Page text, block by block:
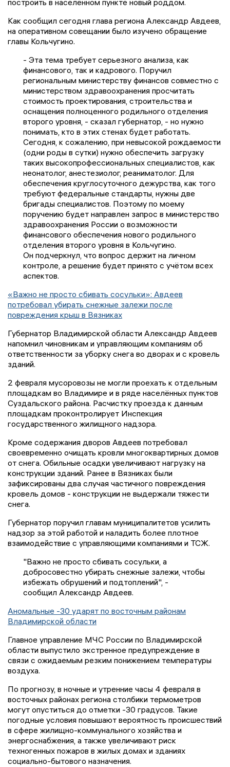
построить в населённом пункте новый роддом.
Как сообщил сегодня глава региона Александр Авдеев,
на оперативном совещании было изучено обращение
главы Кольчугино.
- Эта тема требует серьезного анализа, как
финансового, так и кадрового. Поручил
региональным министерству финансов совместно с
министерством здравоохранения просчитать
стоимость проектирования, строительства и
оснащения полноценного родильного отделения
второго уровня, - сказал губернатор, - но нужно
понимать, кто в этих стенах будет работать.
Сегодня, к сожалению, при невысокой рождаемости
(одни роды в сутки) нужно обеспечить загрузку
таких высокопрофессиональных специалистов, как
неонатолог, анестезиолог, реаниматолог. Для
обеспечения круглосуточного дежурства, как того
требуют федеральные стандарты, нужны две
бригады специалистов. Поэтому по моему
поручению будет направлен запрос в министерство
здравоохранения России о возможности
финансового обеспечения нового родильного
отделения второго уровня в Кольчугино.
Он подчеркнул, что вопрос держит на личном
контроле, а решение будет принято с учётом всех
аспектов.
«Важно не просто сбивать сосульки»: Авдеев
потребовал убирать снежные залежи после
повреждения крыш в Вязниках
Губернатор Владимирской области Александр Авдеев
напомнил чиновникам и управляющим компаниям об
ответственности за уборку снега во дворах и с кровель
зданий.
2 февраля мусоровозы не могли проехать к отдельным
площадкам во Владимире и в ряде населённых пунктов
Суздальского района. Расчистку проезда к данным
площадкам проконтролирует Инспекция
государственного жилищного надзора.
Кроме содержания дворов Авдеев потребовал
своевременно очищать кровли многоквартирных домов
от снега. Обильные осадки увеличивают нагрузку на
конструкции зданий. Ранее в Вязниках были
зафиксированы два случая частичного повреждения
кровель домов - конструкции не выдержали тяжести
снега.
Губернатор поручил главам муниципалитетов усилить
надзор за этой работой и наладить более плотное
взаимодействие с управляющими компаниями и ТСЖ.
"Важно не просто сбивать сосульки, а
добросовестно убирать снежные залежи, чтобы
избежать обрушений и подтоплений", -
сообщил Александр Авдеев.
Аномальные -30 ударят по восточным районам
Владимирской области
Главное управление МЧС России по Владимирской
области выпустило экстренное предупреждение в
связи с ожидаемым резким понижением температуры
воздуха.
По прогнозу, в ночные и утренние часы 4 февраля в
восточных районах региона столбики термометров
могут опуститься до отметки -30 градусов. Такие
погодные условия повышают вероятность происшествий
в сфере жилищно-коммунального хозяйства и
энергоснабжения, а также увеличивают риск
техногенных пожаров в жилых домах и зданиях
социально-бытового назначения.